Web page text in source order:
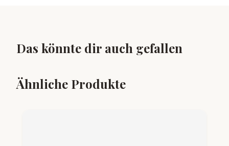
Das könnte dir auch gefallen
Ähnliche Produkte